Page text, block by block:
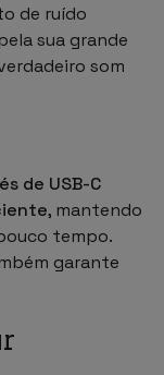
de ruído
sua grande
som
de USB-C
, mantendo
tempo.
garante